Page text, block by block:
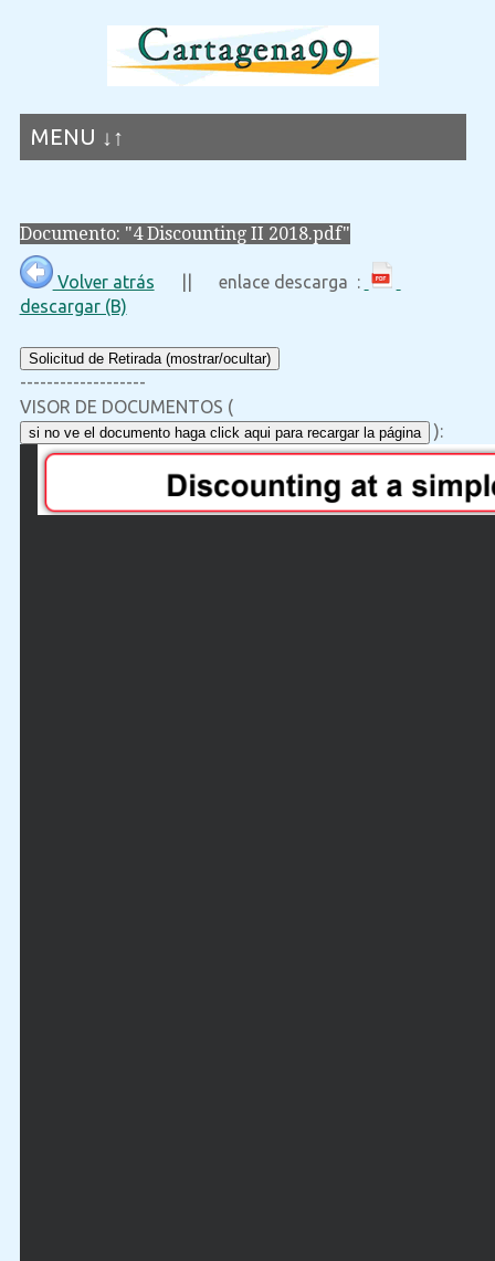
MENU ↓↑
Documento: "4 Discounting II 2018.pdf"
Volver atrás || enlace descarga :
descargar (B)
Solicitud de Retirada (mostrar/ocultar)
-------------------
VISOR DE DOCUMENTOS (
si no ve el documento haga click aqui para recargar la página ):